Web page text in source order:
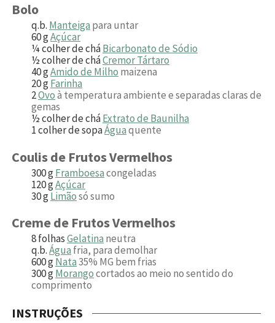
Bolo
q.b. Manteiga para untar
60gAçúcar
¼colher de cháBicarbonato de Sódio
½colher de cháCremor Tártaro
40gAmido de Milho maizena
20gFarinha
2Ovoà temperatura ambiente e separadas claras de
gemas
½colher de cháExtrato de Baunilha
1colher de sopaÁguaquente
Coulis de Frutos Vermelhos
300gFramboesacongeladas
120gAçúcar
30gLimãosó sumo
Creme de Frutos Vermelhos
8folhasGelatina neutra
q.b.Água fria, para demolhar
600gNata35% MG bem frias
300gMorangocortados ao meio no sentido do
comprimento
INSTRUÇÕES